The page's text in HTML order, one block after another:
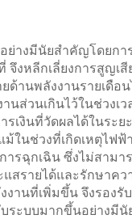
างมีนัยสำคัญโดยก
งหลีกเลี่ยงการสูญเ
ด้านพลังงานรายเดื
นส่วนเกินไว้ในช่วง
รเงินที่วัดผลได้ในร
ม้ในช่วงที่เกิดเหตุไ
รฉุกเฉิน ซึ่งไม่สาม
สรายได้และรักษา
งานที่เพิ่มขึ้น จึงรอง
บระบบมากขึ้นอย่าง